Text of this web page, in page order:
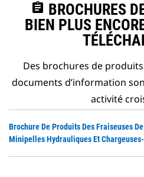
assignment BROCHURES
BIEN PLUS
Des brochures de
documents d’information
activité
Brochure De Produits Des Fraiseuses
Minipelles Hydrauliques Et